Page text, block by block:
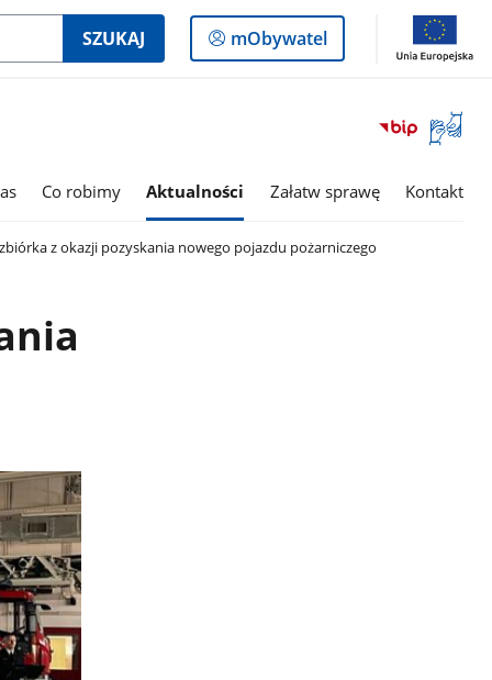
SZUKAJ
Logowanie
do
mObywatel
Otwórz
okno
Co robimy Aktualności Załatw sprawę Kontakt
z okazji pozyskania nowego pojazdu pożarniczego